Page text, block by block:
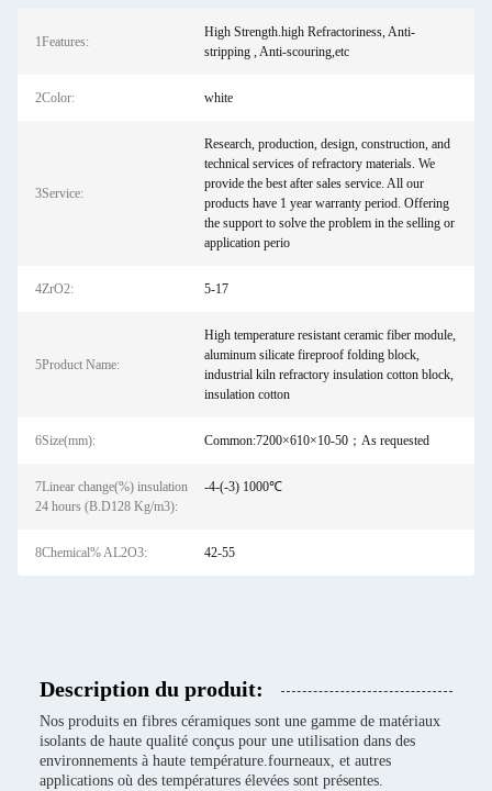
1Features:
High Strength.high Refractoriness, Anti-
stripping , Anti-scouring,etc
2Color: white
3Service:
Research, production, design, construction, and
technical services of refractory materials. We
provide the best after sales service. All our
products have 1 year warranty period. Offering
the support to solve the problem in the selling or
application perio
4ZrO2: 5-17
5Product Name:
High temperature resistant ceramic fiber module,
aluminum silicate fireproof folding block,
industrial kiln refractory insulation cotton block,
insulation cotton
6Size(mm): Common:7200×610×10-50；As requested
7Linear change(%) insulation
24 hours (B.D128 Kg/m3):
-4-(-3) 1000℃
8Chemical% AL2O3: 42-55
Description du produit:
Nos produits en fibres céramiques sont une gamme de matériaux
isolants de haute qualité conçus pour une utilisation dans des
environnements à haute température.fourneaux, et autres
applications où des températures élevées sont présentes.